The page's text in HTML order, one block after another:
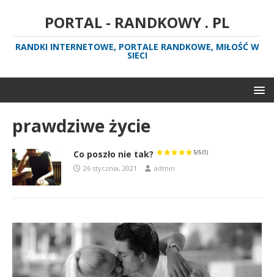
PORTAL - RANDKOWY . PL
RANDKI INTERNETOWE, PORTALE RANDKOWE, MIŁOŚĆ W
SIECI
prawdziwe życie
Co poszło nie tak? 5/5(1)
26 stycznia, 2021 admin